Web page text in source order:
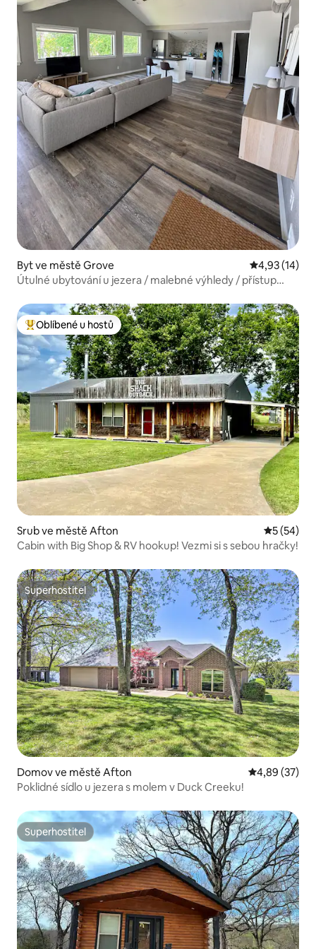
Byt ve městě Grove Průměrné
4,93 (14)
Útulné ubytování u jezera / malebné výhledy / přístup
Nejlepší v kategorii Oblíbené u hostů
Oblíbené u hostů
Srub ve městě Afton Průměrné
5 (54)
Cabin with Big Shop & RV hookup! Vezmi si s sebou hračky!
Superhostitel
Superhostitel
Domov ve městě Afton Průměrné
4,89 (37)
Poklidné sídlo u jezera s molem v Duck Creeku!
Superhostitel
Superhostitel